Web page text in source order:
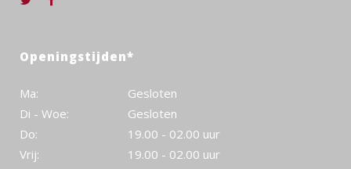
Openingstijden*
Ma:
Gesloten
Di - Woe:
Gesloten
Do:
19.00 - 02.00 uur
Vrij:
19.00 - 02.00 uur